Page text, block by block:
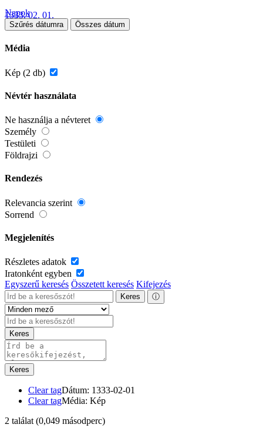
1333. 02. 01.
Napok
Szűrés dátumra Összes dátum
Média
Kép (2 db)
Névtér használata
Ne használja a névteret
Személy
Testületi
Földrajzi
Rendezés
Relevancia szerint
Sorrend
Megjelenítés
Részletes adatok
Iratonként egyben
Egyszerű keresés Összetett keresés Kifejezés
Keres ⓘ
Keres
Keres
Clear tagDátum: 1333-02-01
Clear tagMédia: Kép
2 találat (0,049 másodperc)